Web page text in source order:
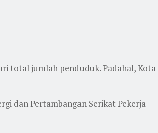
total jumlah penduduk. Padahal, Kota
dan Pertambangan Serikat Pekerja